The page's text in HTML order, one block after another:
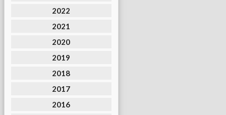
2022
2021
2020
2019
2018
2017
2016